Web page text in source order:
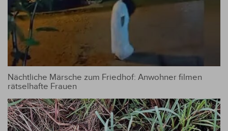
Nächtliche Märsche zum Friedhof: Anwohner filmen
rätselhafte Frauen